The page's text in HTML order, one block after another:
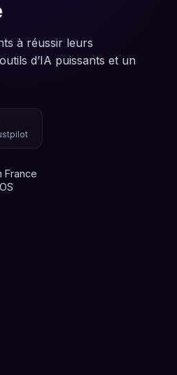
à réussir leurs
d’IA puissants et un
France